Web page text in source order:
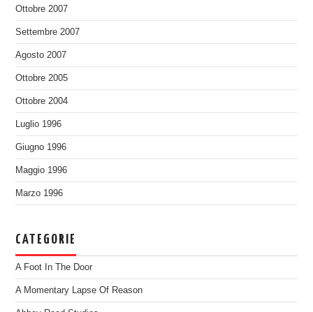
Ottobre 2007
Settembre 2007
Agosto 2007
Ottobre 2005
Ottobre 2004
Luglio 1996
Giugno 1996
Maggio 1996
Marzo 1996
CATEGORIE
A Foot In The Door
A Momentary Lapse Of Reason